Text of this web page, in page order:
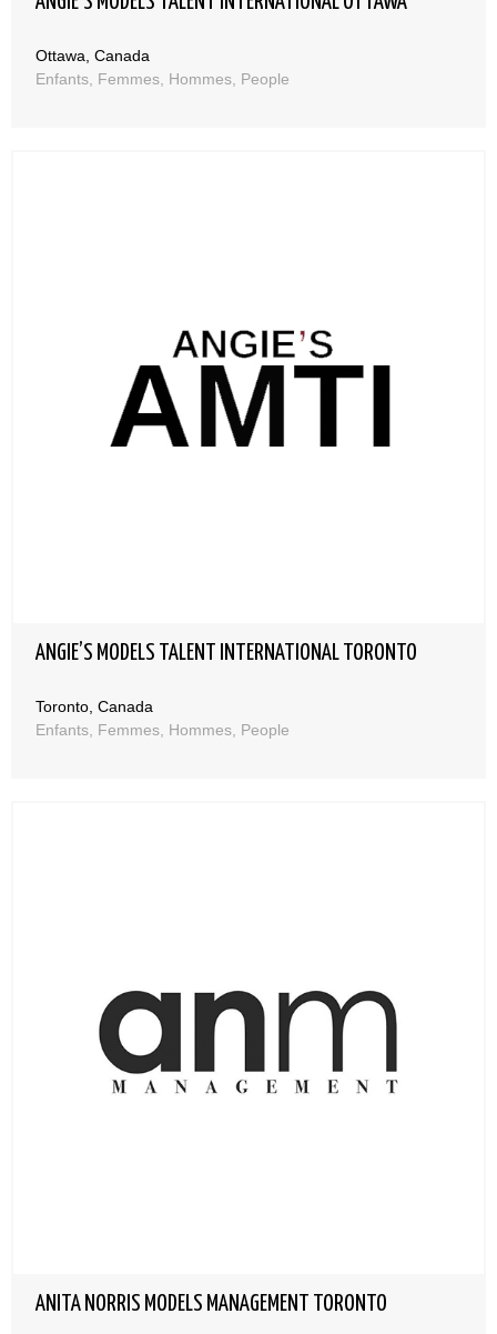
Ottawa, Canada
Enfants, Femmes, Hommes, People
ANGIE’S MODELS TALENT INTERNATIONAL TORONTO
Toronto, Canada
Enfants, Femmes, Hommes, People
ANITA NORRIS MODELS MANAGEMENT TORONTO